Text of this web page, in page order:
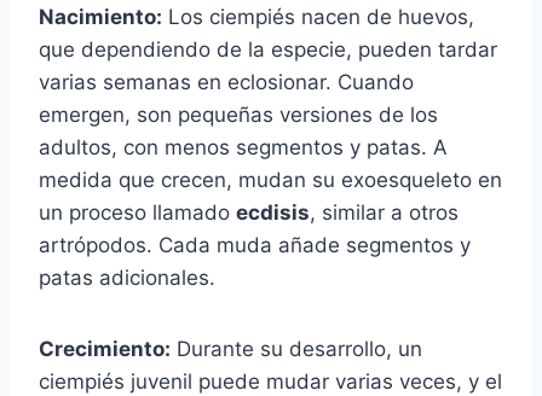
Nacimiento: Los ciempiés nacen de huevos,
que dependiendo de la especie, pueden tardar
varias semanas en eclosionar. Cuando
emergen, son pequeñas versiones de los
adultos, con menos segmentos y patas. A
medida que crecen, mudan su exoesqueleto en
un proceso llamado ecdisis, similar a otros
artrópodos. Cada muda añade segmentos y
patas adicionales.
Crecimiento: Durante su desarrollo, un
ciempiés juvenil puede mudar varias veces, y el